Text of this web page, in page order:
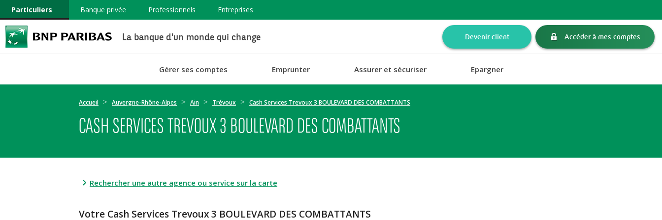
Particuliers Banque privée Professionnels Entreprises
La banque d'un monde qui change Devenir client Accéder à mes comptes
Gérer ses comptes Emprunter Assurer et sécuriser Epargner
Accueil Auvergne-Rhône-Alpes Ain Trévoux Cash Services Trevoux 3 BOULEVARD DES COMBATTANTS
CASH SERVICES TREVOUX 3 BOULEVARD DES COMBATTANTS
Rechercher une autre agence ou service sur la carte
Votre Cash Services Trevoux 3 BOULEVARD DES COMBATTANTS